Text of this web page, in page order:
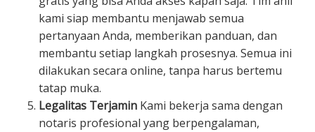
kami siap membantu menjawab semua
pertanyaan Anda, memberikan panduan, dan
membantu setiap langkah prosesnya. Semua ini
dilakukan secara online, tanpa harus bertemu
tatap muka.
Legalitas Terjamin Kami bekerja sama dengan
notaris profesional yang berpengalaman,